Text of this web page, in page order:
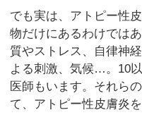
でも実は、アトピー性
物だけにあるわけでは
質やストレス、自律神
よる刺激、気候…。10
医師もいます。それら
て、アトピー性皮膚炎